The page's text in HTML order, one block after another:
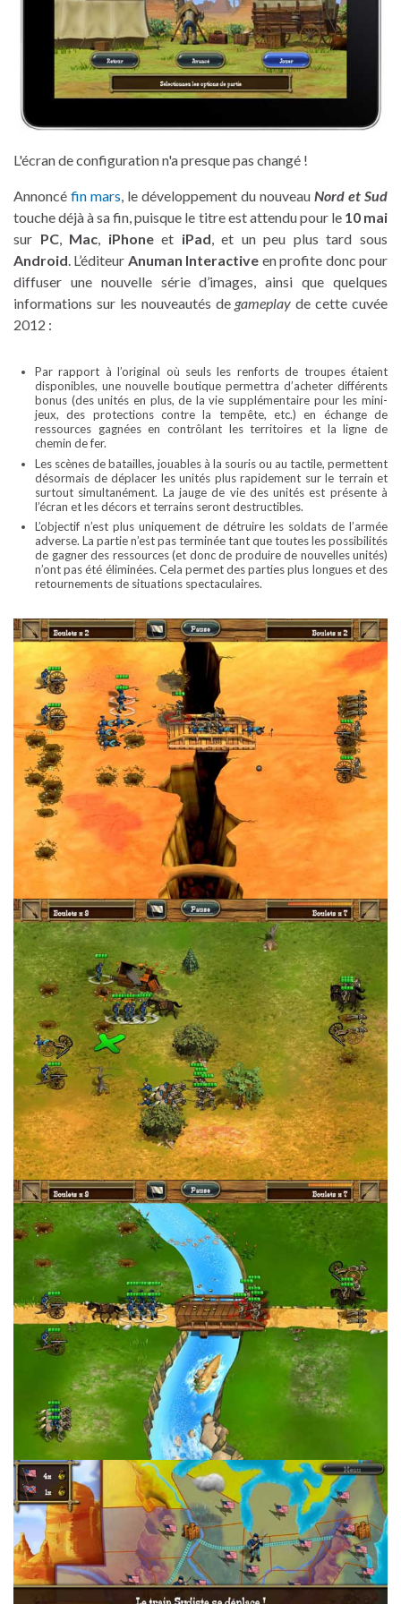
L'écran de configuration n'a presque pas changé !
Annoncé fin mars, le développement du nouveau Nord et Sud
touche déjà à sa fin, puisque le titre est attendu pour le 10 mai
sur PC, Mac, iPhoneet iPad, et un peu plus tard sous
Android. L’éditeur Anuman Interactive en profite donc pour
diffuser une nouvelle série d’images, ainsi que quelques
informations sur les nouveautés de gameplay de cette cuvée
2012 :
Par rapport à l’original où seuls les renforts de troupes étaient
disponibles, une nouvelle boutique permettra d’acheter différents
bonus (des unités en plus, de la vie supplémentaire pour les mini-
jeux, des protections contre la tempête, etc.) en échange de
ressources gagnées en contrôlant les territoires et la ligne de
chemin de fer.
Les scènes de batailles, jouables à la souris ou au tactile, permettent
désormais de déplacer les unités plus rapidement sur le terrain et
surtout simultanément. La jauge de vie des unités est présente à
l’écran et les décors et terrains seront destructibles.
L’objectif n’est plus uniquement de détruire les soldats de l’armée
adverse. La partie n’est pas terminée tant que toutes les possibilités
de gagner des ressources (et donc de produire de nouvelles unités)
n’ont pas été éliminées. Cela permet des parties plus longues et des
retournements de situations spectaculaires.